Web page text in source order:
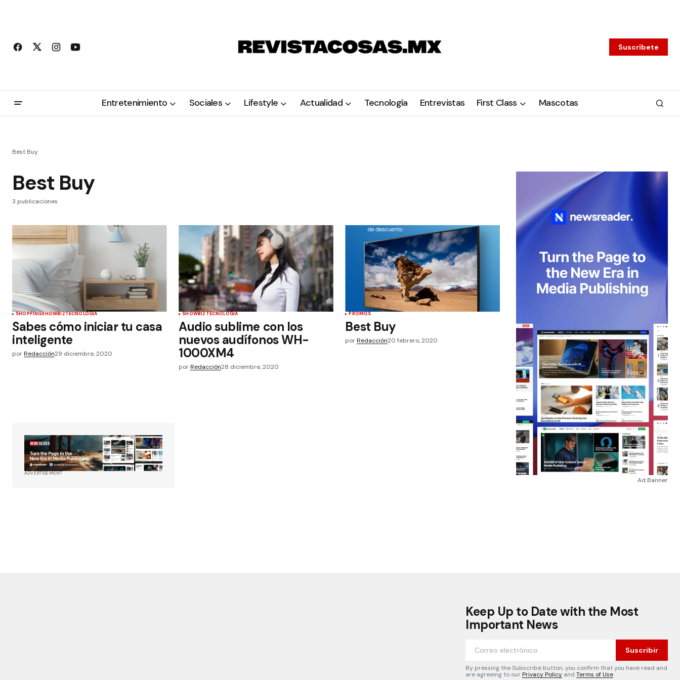
Suscríbete
Entretenimiento Sociales Lifestyle Actualidad Tecnología Entrevistas First Class Mascotas
Best Buy
Best Buy
3 publicaciones
SHOPPINGSHOWBIZTECNOLOGÍA
Sabes cómo iniciar tu casa
inteligente
porRedacción29 diciembre, 2020
SHOWBIZTECNOLOGÍA
Audio sublime con los
nuevos audífonos WH-
1000XM4
por Redacción28 diciembre, 2020
PROMOS
Best Buy
por Redacción20 febrero, 2020
ADVERTISEMENT
Ad Banner
Keep Up to Date with the Most
Important News
Suscribir
By pressing the Subscribe button, you confirm that you have read and
are agreeing to ourPrivacy Policy and Terms of Use